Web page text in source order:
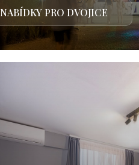
NABÍDKY PRO DVOJICE